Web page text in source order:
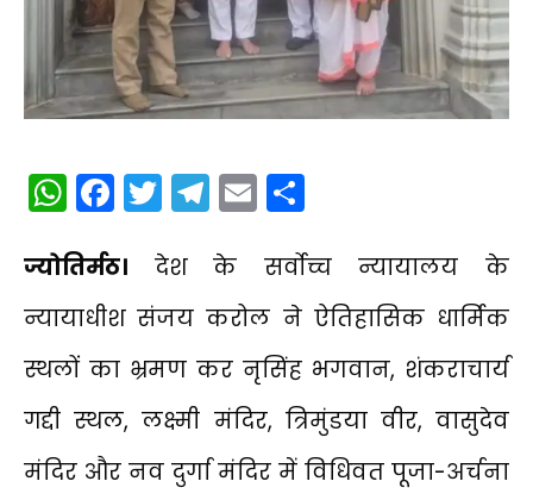
WhatsApp
Facebook
Twitter
Telegram
Email
​ज्योतिर्मठ। देश के सर्वोच्च न्यायालय के
न्यायाधीश संजय करोल ने ऐतिहासिक धार्मिक
स्थलों का भ्रमण कर नृसिंह भगवान, शंकराचार्य
गद्दी स्थल, लक्ष्मी मंदिर, त्रिमुंडया वीर, वासुदेव
मंदिर और नव दुर्गा मंदिर में विधिवत पूजा-अर्चना